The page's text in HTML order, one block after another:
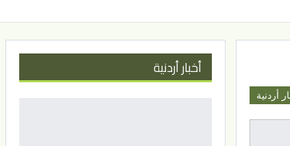
أردنية
أخبار أردنية